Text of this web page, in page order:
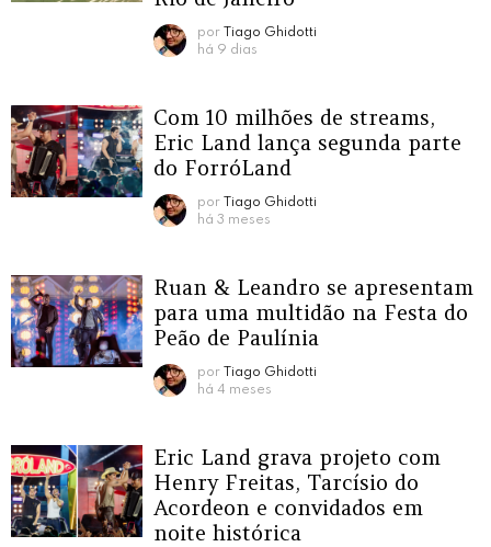
por
Tiago Ghidotti
há 9 dias
Com 10 milhões de streams,
Eric Land lança segunda parte
do ForróLand
por
Tiago Ghidotti
há 3 meses
Ruan & Leandro se apresentam
para uma multidão na Festa do
Peão de Paulínia
por
Tiago Ghidotti
há 4 meses
Eric Land grava projeto com
Henry Freitas, Tarcísio do
Acordeon e convidados em
noite histórica